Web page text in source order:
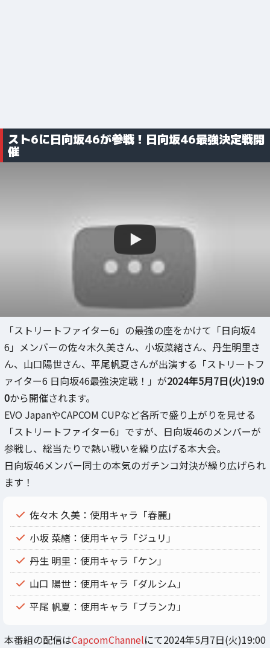
スト6に日向坂46が参戦！日向坂46最強決定戦開
催
「ストリートファイター6」の最強の座をかけて「日向坂4
6」メンバーの佐々木久美さん、小坂菜緒さん、丹生明里さ
ん、山口陽世さん、平尾帆夏さんが出演する「ストリートフ
ァイター6 日向坂46最強決定戦！」が2024年5月7日(火)19:0
0から開催されます。
EVO JapanやCAPCOM CUPなど各所で盛り上がりを見せる
「ストリートファイター6」ですが、日向坂46のメンバーが
参戦し、総当たりで熱い戦いを繰り広げる本大会。
日向坂46メンバー同士の本気のガチンコ対決が繰り広げられ
ます！
佐々木 久美：使用キャラ「春麗」
小坂 菜緒：使用キャラ「ジュリ」
丹生 明里：使用キャラ「ケン」
山口 陽世：使用キャラ「ダルシム」
平尾 帆夏：使用キャラ「ブランカ」
本番組の配信はCapcomChannelにて2024年5月7日(火)19:00